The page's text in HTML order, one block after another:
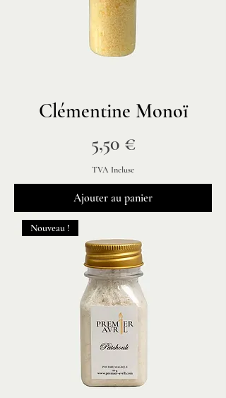
Clémentine Monoï
Prix
5,50 €
TVA Incluse
Ajouter au panier
Nouveau !